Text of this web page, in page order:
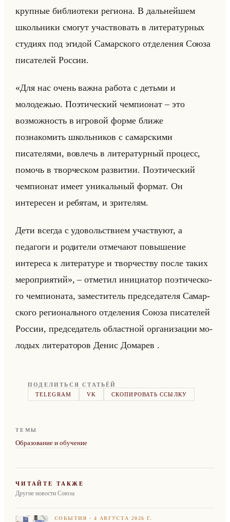
круп­ные биб­лио­те­ки ре­ги­она. В дальнейшем
школьни­ки смо­гут участ­во­вать в ли­те­ра­тур­ных
сту­ди­ях под эги­дой Са­мар­ско­го от­де­ле­ния Союза
пи­са­те­лей Рос­сии.
«Для нас очень важна работа с детьми и
молодежью. Поэтический чемпионат – это
возможность в игровой форме ближе
познакомить школьников с самарскими
писателями, вовлечь в литературный процесс,
помочь в творческом развитии. Поэтический
чемпионат имеет уникальный формат. Он
интересен и ребятам, и зрителям.
Дети всегда с удовольствием участвуют, а
педагоги и родители отмечают повышение
интереса к литературе и творчеству после таких
мероприятий», – от­ме­тил ини­ци­атор по­эти­че­ско­
го чем­пи­она­та, за­ме­сти­тель пред­се­да­те­ля Са­мар­
ско­го ре­ги­онально­го от­де­ле­ния Союза пи­са­те­лей
Рос­сии, пред­се­да­тель об­ласт­ной ор­га­ни­за­ции мо­
ло­дых ли­те­ра­то­ров Денис До­ма­рев .
ПОДЕЛИТЬСЯ СТАТЬЁЙ
TELEGRAM
VK СКОПИРОВАТЬ ССЫЛКУ
ТЕМЫ
Образование и обучение
ЧИТАЙТЕ ТАКЖЕ
Другие новости Союза
СОБЫТИЯ ·4 АВГУСТА 2026 Г.